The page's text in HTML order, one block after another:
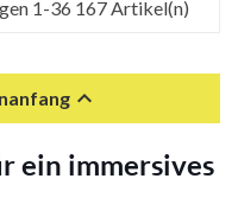
1-36 167 Artikel(n)

ein immersives